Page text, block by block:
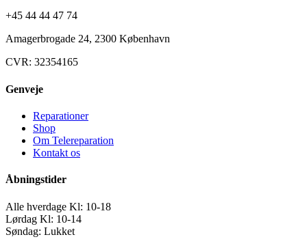
+45 44 44 47 74
Amagerbrogade 24, 2300 København
CVR: 32354165
Genveje
Reparationer
Shop
Om Telereparation
Kontakt os
Åbningstider
Alle hverdage Kl: 10-18
Lørdag Kl: 10-14
Søndag: Lukket